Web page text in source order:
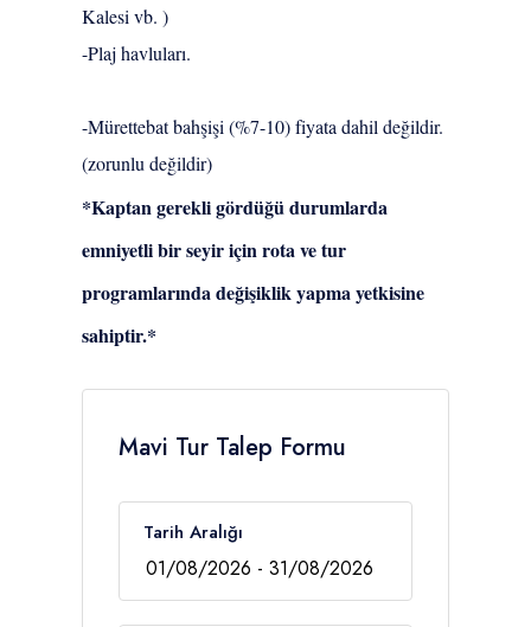
Kalesi vb. )
-Plaj havluları.
-Mürettebat bahşişi (%7-10) fiyata dahil değildir.
(zorunlu değildir)
*Kaptan gerekli gördüğü durumlarda
emniyetli bir seyir için rota ve tur
programlarında değişiklik yapma yetkisine
sahiptir.*
Mavi Tur Talep Formu
Tarih Aralığı